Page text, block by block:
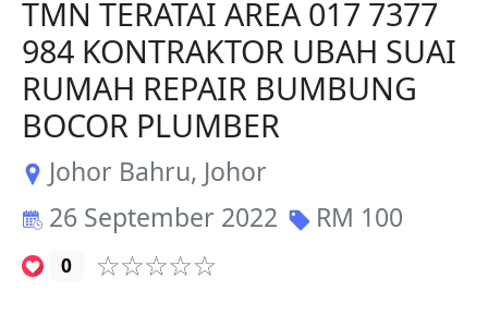
TMN TERATAI AREA 017 7377
984 KONTRAKTOR UBAH SUAI
RUMAH REPAIR BUMBUNG
BOCOR PLUMBER
Johor Bahru, Johor
26 September 2022
RM 100
0